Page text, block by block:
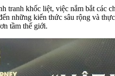
tranh khốc liệt, việc nắm bắt
những kiến thức sâu rộng và
tầm thế giới.